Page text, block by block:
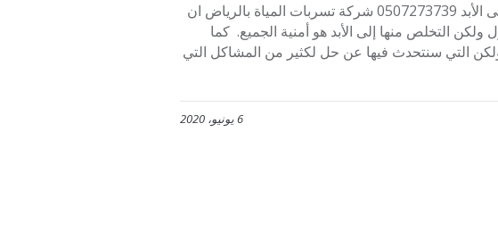
تسربات المياة بالرياض والحل الأمثل للتخلص منها وإلى الأبد 0507273739 شركة تسربات المياة بالرياض ان
التخلص منها إلى الأبد هو أمنية الجميع. كما
التي سنتحدث فيها عن حل لكثير من المشاكل التي
6 يونيو، 2020